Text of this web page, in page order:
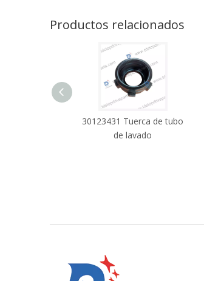
Productos relacionados
30123431 Tuerca de tubo
de lavado